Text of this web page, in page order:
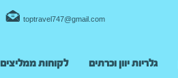
toptravel747@gmail.com
גלריות יוון וכרתים לקוחות ממליצים